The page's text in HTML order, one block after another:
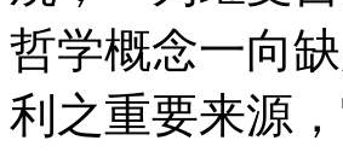
哲学概念一向
利之重要来源